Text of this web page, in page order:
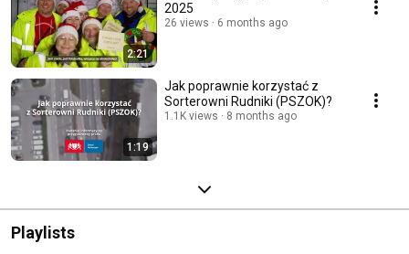
2:21
2025
26 views 6 months ago
1:19
Jak poprawnie korzystać z
Sorterowni Rudniki (PSZOK)?
1.1K views 8 months ago
Playlists